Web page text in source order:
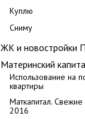
Куплю
Сниму
ЖК и новостройки
Материнский
Использование на
квартиры
Маткапитал.
2016